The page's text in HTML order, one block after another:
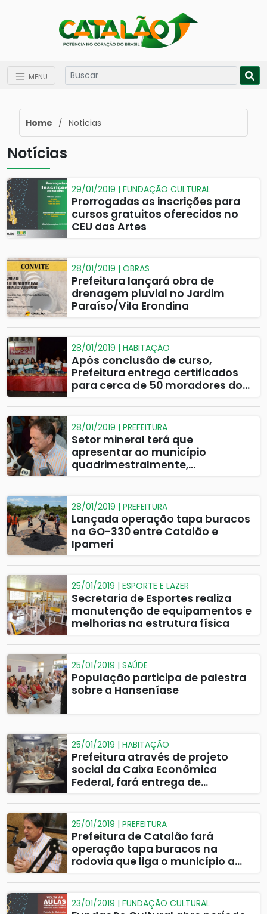
MENU
Home / Noticias
Notícias
29/01/2019 | FUNDAÇÃO CULTURAL
Prorrogadas as inscrições para
cursos gratuitos oferecidos no
CEU das Artes
28/01/2019 | OBRAS
Prefeitura lançará obra de
drenagem pluvial no Jardim
Paraíso/Vila Erondina
28/01/2019 | HABITAÇÃO
Após conclusão de curso,
Prefeitura entrega certificados
para cerca de 50 moradores do
28/01/2019 | PREFEITURA
Setor mineral terá que
apresentar ao município
quadrimestralmente,
represas de rejeitos em Catalão
28/01/2019 | PREFEITURA
Lançada operação tapa buracos
na GO-330 entre Catalão e
Ipameri
25/01/2019 | ESPORTE E LAZER
Secretaria de Esportes realiza
manutenção de equipamentos e
melhorias na estrutura física
25/01/2019 | SAÚDE
População participa de palestra
sobre a Hanseníase
25/01/2019 | HABITAÇÃO
Prefeitura através de projeto
social da Caixa Econômica
Federal, fará entrega de
qualificação profissional
25/01/2019 | PREFEITURA
Prefeitura de Catalão fará
operação tapa buracos na
rodovia que liga o município a
23/01/2019 | FUNDAÇÃO CULTURAL